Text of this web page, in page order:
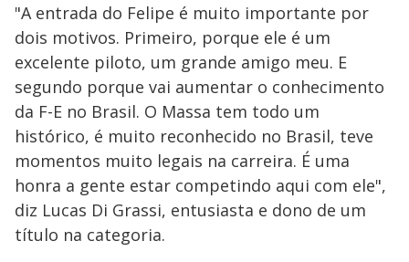
"A entrada do Felipe é muito importante por
dois motivos. Primeiro, porque ele é um
excelente piloto, um grande amigo meu. E
segundo porque vai aumentar o conhecimento
da F-E no Brasil. O Massa tem todo um
histórico, é muito reconhecido no Brasil, teve
momentos muito legais na carreira. É uma
honra a gente estar competindo aqui com ele",
diz Lucas Di Grassi, entusiasta e dono de um
título na categoria.